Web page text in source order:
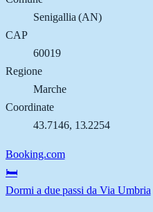
Senigallia (AN)
CAP
60019
Regione
Marche
Coordinate
43.7146, 13.2254
Booking.com
🛏️
Dormi a due passi da Via Umbria